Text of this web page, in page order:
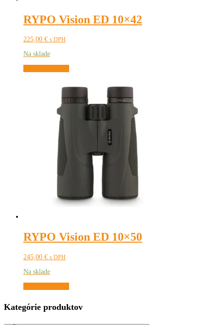
RYPO Vision ED 10×42
225,00 € s DPH
Na sklade
RYPO Vision ED 10×50
245,00 € s DPH
Na sklade
Kategórie produktov